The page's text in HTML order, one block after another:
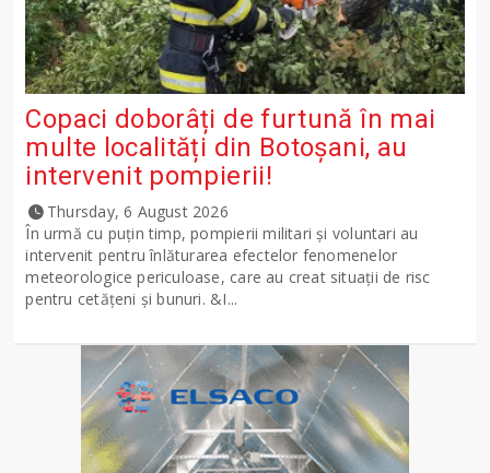
Copaci doborâți de furtună în mai
multe localități din Botoșani, au
intervenit pompierii!
Thursday, 6 August 2026
În urmă cu puțin timp, pompierii militari și voluntari au
intervenit pentru înlăturarea efectelor fenomenelor
meteorologice periculoase, care au creat situații de risc
pentru cetățeni și bunuri. &I...